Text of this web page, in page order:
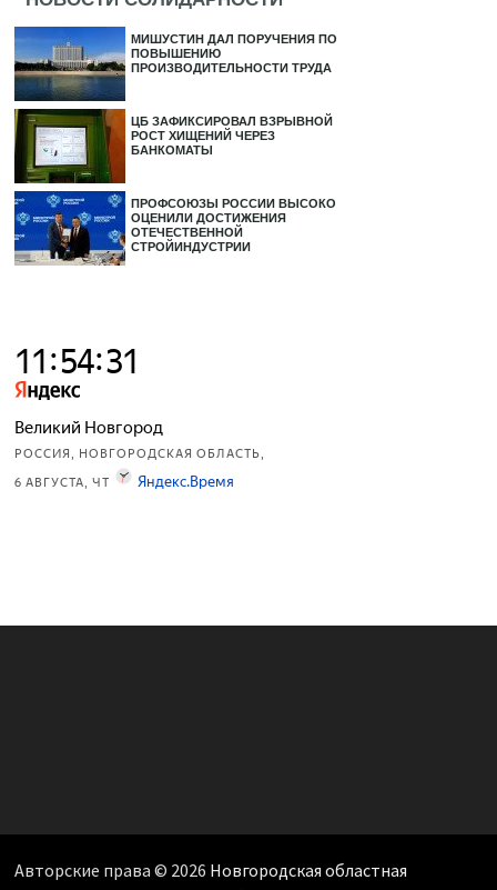
МИШУСТИН ДАЛ ПОРУЧЕНИЯ ПО
ПОВЫШЕНИЮ
ПРОИЗВОДИТЕЛЬНОСТИ ТРУДА
ЦБ ЗАФИКСИРОВАЛ ВЗРЫВНОЙ
РОСТ ХИЩЕНИЙ ЧЕРЕЗ
БАНКОМАТЫ
ПРОФСОЮЗЫ РОССИИ ВЫСОКО
ОЦЕНИЛИ ДОСТИЖЕНИЯ
ОТЕЧЕСТВЕННОЙ
СТРОЙИНДУСТРИИ
Авторские права © 2026 Новгородская областная